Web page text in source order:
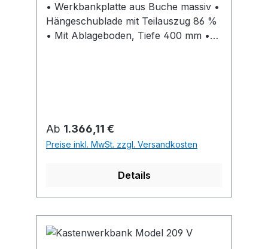
• Werkbankplatte aus Buche massiv •
Hängeschublade mit Teilauszug 86 %
• Mit Ablageboden, Tiefe 400 mm •
Korpus/Fronten: RAL 7035
lichtgrau/RAL 5012 lichtblau (Weitere
Farben auf Anfrage lieferbar)
Regulärer Preis:
Ab 1.366,11 €
Preise inkl. MwSt. zzgl. Versandkosten
Details